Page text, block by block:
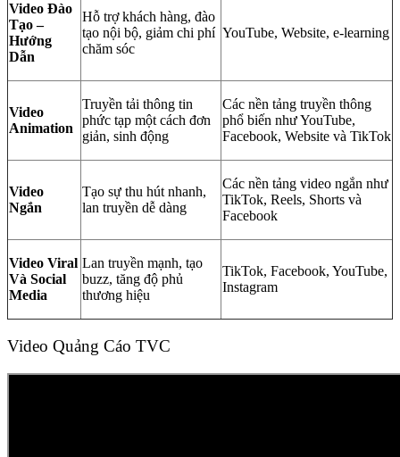
Video Đào
Tạo –
Hướng
Dẫn
Hỗ trợ khách hàng, đào
tạo nội bộ, giảm chi phí
chăm sóc
YouTube, Website, e-learning
Video
Animation
Truyền tải thông tin
phức tạp một cách đơn
giản, sinh động
Các nền tảng truyền thông
phổ biến như YouTube,
Facebook, Website và TikTok
Video
Ngắn
Tạo sự thu hút nhanh,
lan truyền dễ dàng
Các nền tảng video ngắn như
TikTok, Reels, Shorts và
Facebook
Video Viral
Và Social
Media
Lan truyền mạnh, tạo
buzz, tăng độ phủ
thương hiệu
TikTok, Facebook, YouTube,
Instagram
Video Quảng Cáo TVC